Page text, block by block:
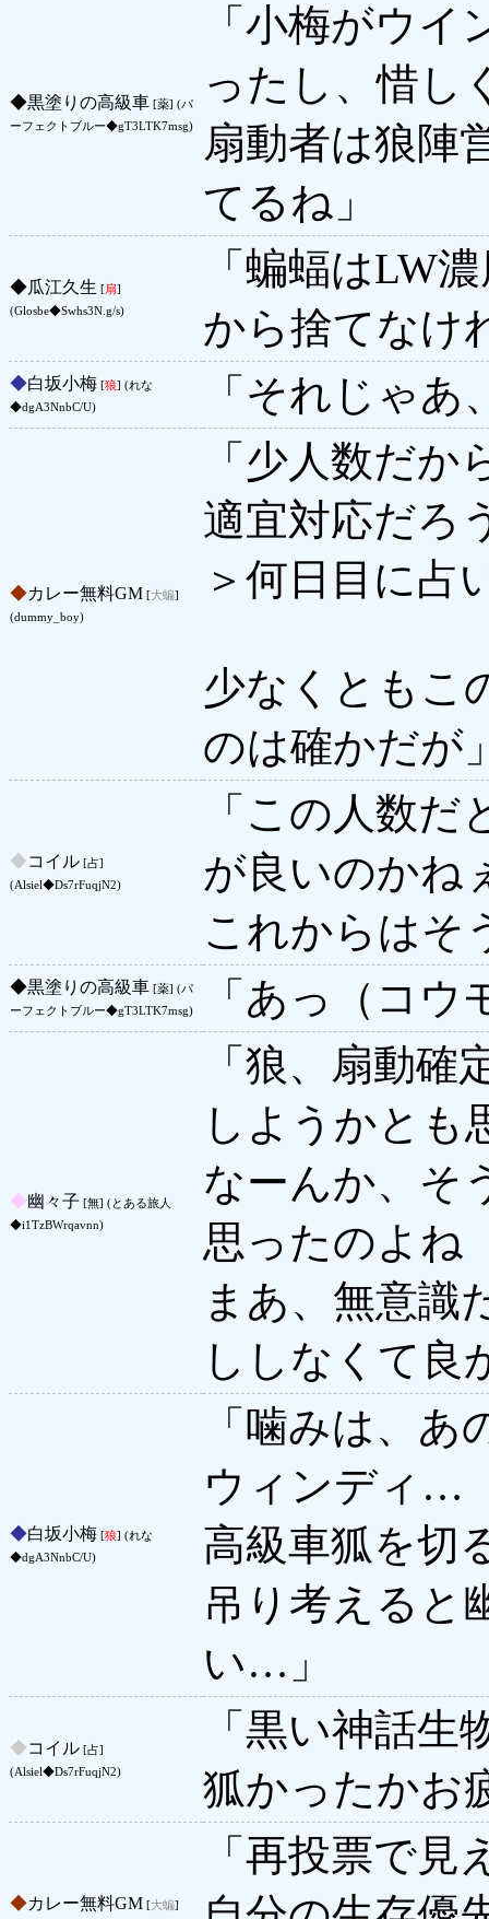
◆黒塗りの高級車 [薬] (パ
ーフェクトブルー◆gT3LTK7msg)
「小梅がウ
ったし、惜し
扇動者は狼陣
てるね」
◆瓜江久生 [扇]
(Glosbe◆Swhs3N.g/s)
「蝙蝠はLW
から捨てなけ
◆白坂小梅 [狼] (れな
◆dgA3NnbC/U)
「それじゃ
◆カレー無料GM [大蝙]
(dummy_boy)
「少人数だ
適宜対応だろ
＞何日目に占
少なくともこ
のは確かだが
◆コイル [占]
(Alsiel◆Ds7rFuqjN2)
「この人数
が良いのかね
これからはそ
◆黒塗りの高級車 [薬] (パ
ーフェクトブルー◆gT3LTK7msg)
「あっ（コ
◆幽々子 [無] (とある旅人
◆i1TzBWrqavnn)
「狼、扇動
しようかとも
なーんか、そ
思ったのよね
まあ、無意識
ししなくて良
◆白坂小梅 [狼] (れな
◆dgA3NnbC/U)
「噛みは、
ウィンディ…
高級車狐を切
吊り考えると
い…」
◆コイル [占]
(Alsiel◆Ds7rFuqjN2)
「黒い神話生
狐かったかお
◆カレー無料GM [大蝙]
「再投票で